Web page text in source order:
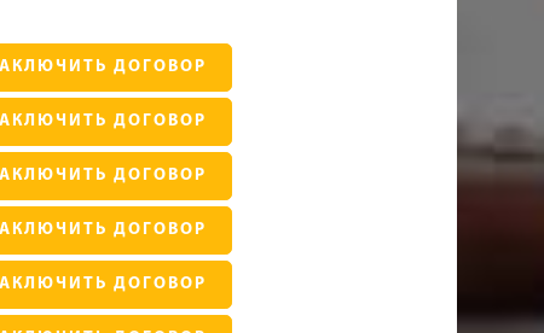
ДОГОВОР
ДОГОВОР
ДОГОВОР
ДОГОВОР
ДОГОВОР